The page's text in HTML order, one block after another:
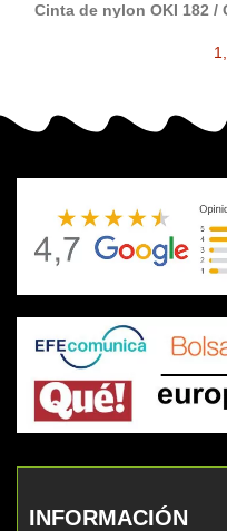
Cinta de nylon OKI 182 /
INFORMACIÓN